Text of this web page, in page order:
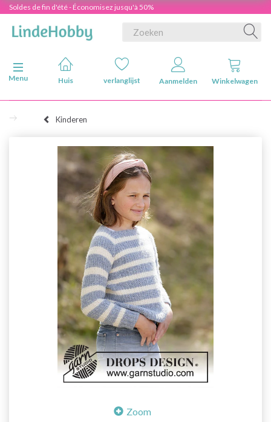
Soldes de fin d'été - Économisez jusqu'à 50%
Navigatie in-/uitschakelen
Menu
Huis verlanglijst Aanmelden Winkelwagen
Kinderen
Zoom